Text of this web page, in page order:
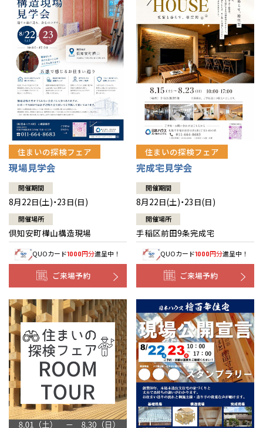
住まいの探検フェア
現場見学会
開催期間
8月22日(土)・23日(日)
開催場所
倶知安町樺山構造現場
QUOカード1000円分進呈中！
ご来場予約
住まいの探検フェア
完成宅見学会
開催期間
8月22日(土)・23日(日)
開催場所
手稲区前田9条完成宅
QUOカード1000円分進呈中！
ご来場予約
全国の展示場
北海道
札幌
道央
道北
道南
道東
東北
青森
秋田
岩手
山形
宮城
福島
甲信越・北陸
新潟
山梨
長野
富山
石川
福井
関東
東京
神奈川
埼玉
千葉
茨城
栃木
群馬
東海
愛知
岐阜
静岡
三重
近畿
大阪
京都
兵庫
奈良
滋賀
和歌山
中国・四国
岡山
香川
愛媛
鳥取
島根
広島
九州
福岡
佐賀
熊本
大分
宮崎
分譲マンション
※現住所のある都道府県以外の建築予定地の方でも現住所の有るお近
くの展示場又は店舗にお問合せください。移住の計画の方もご相談対
応します。お気軽にご相談ください。
お近くのイベント
北海道
札幌
札幌
小樽
道央
苫小牧千歳
小樽
道北
道南
道東
釧路
東北
青森県
八戸
青森
秋田県
秋田
岩手県
山形県
宮城県
仙台
福島県
会津
甲信越・北陸
新潟県
長岡
山梨県
長野県
富山県
富山
石川県
福井県
福井
関東
東京都
神奈川県
相模
埼玉県
埼玉
千葉県
千葉
柏
茨城県
水戸
栃木県
宇都宮
小山
群馬県
群馬
伊勢崎
東海
愛知県
岐阜県
岐阜
静岡県
三重県
四日市
近畿
大阪府
大阪
京都府
京都
兵庫県
姫路
奈良県
奈良
中国・四国
岡山県
岡山
愛媛県
松山
九州
福岡県
福岡
佐賀県
佐賀
熊本県
熊本
大分県
大分
宮崎県
宮崎
鹿児島県
鹿児島